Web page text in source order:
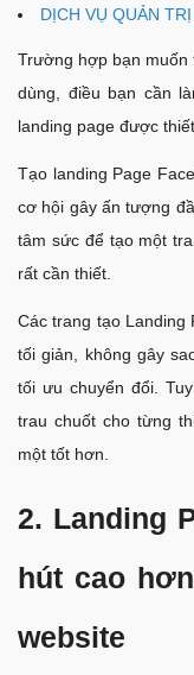
DỊCH VỤ QUẢN
Trường hợp bạn muốn
dùng, điều bạn cần
landing page được
Tạo landing Page
cơ hội gây ấn tượng
tâm sức để tạo một
rất cần thiết.
Các trang tạo Landing
tối giản, không gây
tối ưu chuyển đổi.
trau chuốt cho từng
một tốt hơn.
2. Landing
hút cao
website